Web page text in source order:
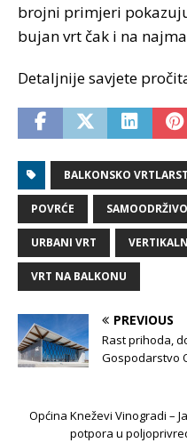
brojni primjeri
bujan vrt čak i na
Detaljnije savjete
BALKONSKO
POVRĆE
URBANI VRT
VRT NA BALKONU
PREVIOUS
Rast prihoda,
Gospodarstvo
Općina Kneževi Vinogradi –
potpora u